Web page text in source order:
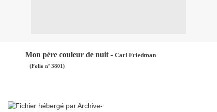
Mon père couleur de nuit - Carl Friedman
(Folio n° 3801)